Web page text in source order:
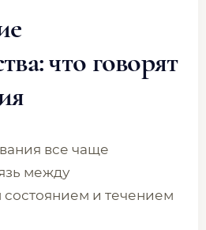
что говорят
все чаще
между
и течением